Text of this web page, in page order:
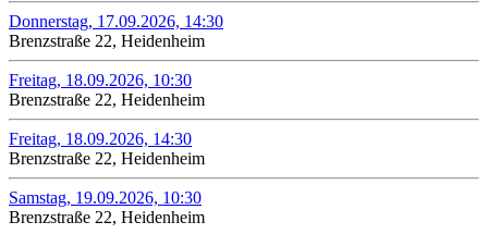
Donnerstag, 17.09.2026, 14:30
Brenzstraße 22, Heidenheim
Freitag, 18.09.2026, 10:30
Brenzstraße 22, Heidenheim
Freitag, 18.09.2026, 14:30
Brenzstraße 22, Heidenheim
Samstag, 19.09.2026, 10:30
Brenzstraße 22, Heidenheim